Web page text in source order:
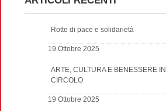
Rotte di pace e solidarietà
19 Ottobre 2025
ARTE, CULTURA E BENESSERE IN
CIRCOLO
19 Ottobre 2025